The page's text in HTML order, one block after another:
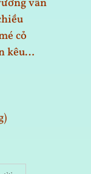
vấn
cỏ
kêu…